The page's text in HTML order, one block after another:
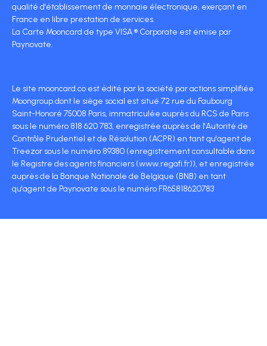
qualité d'établissement de monnaie électronique, exerçant en
France en libre prestation de services.
La Carte Mooncard de type VISA ® Corporate est émise par
Paynovate.
Le site mooncard.co est édité par la société par actions simplifiée
Moongroup dont le siège social est situé 72 rue du Faubourg
Saint-Honoré 75008 Paris, immatriculée auprès du RCS de Paris
sous le numéro 818 620 783, enregistrée auprès de l'Autorité de
Contrôle Prudentiel et de Résolution (ACPR) en tant qu'agent de
Treezor sous le numéro 89380 (enregistrement consultable dans
le Registre des agents financiers (www.regafi.fr)), et enregistrée
auprès de la Banque Nationale de Belgique (BNB) en tant
qu'agent de Paynovate sous le numéro FR65818620783